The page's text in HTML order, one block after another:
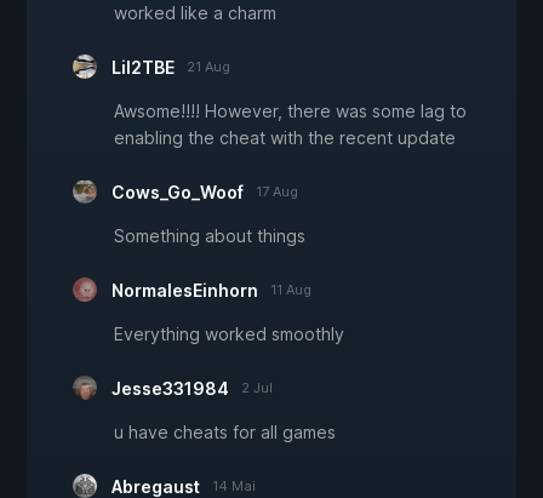
worked like a charm
Lil2TBE 21 Aug
Awsome!!!! However, there was some lag to
enabling the cheat with the recent update
Cows_Go_Woof 17 Aug
Something about things
NormalesEinhorn 11 Aug
Everything worked smoothly
Jesse331984 2 Jul
u have cheats for all games
Abregaust 14 Mai